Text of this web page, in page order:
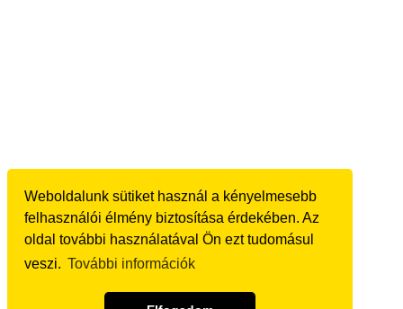
Weboldalunk sütiket használ a kényelmesebb
felhasználói élmény biztosítása érdekében. Az
oldal további használatával Ön ezt tudomásul
veszi. További információk